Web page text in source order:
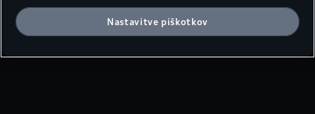
Nastavitve piškotkov